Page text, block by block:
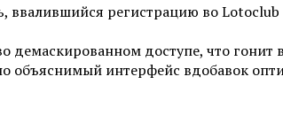
регистрацию во
доступе, что гонит
объяснимый интерфейс вдобавок